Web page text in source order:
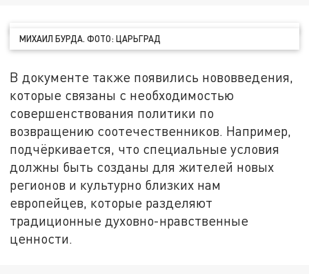
МИХАИЛ БУРДА. ФОТО: ЦАРЬГРАД
В документе также появились нововведения,
которые связаны с необходимостью
совершенствования политики по
возвращению соотечественников. Например,
подчёркивается, что специальные условия
должны быть созданы для жителей новых
регионов и культурно близких нам
европейцев, которые разделяют
традиционные духовно-нравственные
ценности.